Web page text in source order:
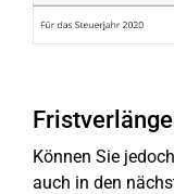
Können Sie
auch in den